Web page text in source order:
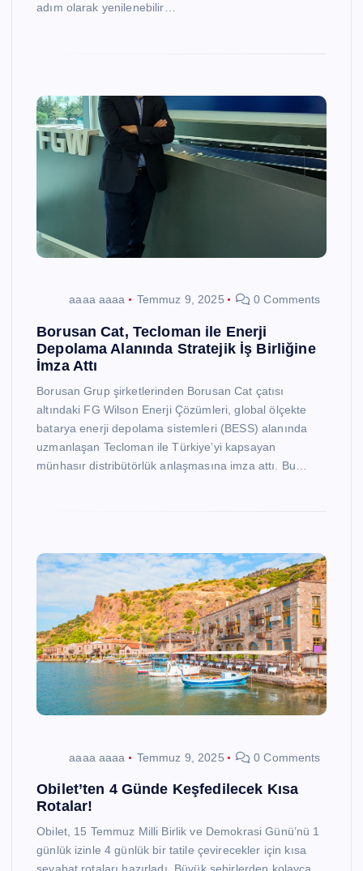
adım olarak yenilenebilir…
aaaa aaaa Temmuz 9, 2025 0 Comments
Borusan Cat, Tecloman ile Enerji
Depolama Alanında Stratejik İş Birliğine
İmza Attı
Borusan Grup şirketlerinden Borusan Cat çatısı
altındaki FG Wilson Enerji Çözümleri, global ölçekte
batarya enerji depolama sistemleri (BESS) alanında
uzmanlaşan Tecloman ile Türkiye’yi kapsayan
münhasır distribütörlük anlaşmasına imza attı. Bu…
aaaa aaaa Temmuz 9, 2025 0 Comments
Obilet’ten 4 Günde Keşfedilecek Kısa
Rotalar!
Obilet, 15 Temmuz Milli Birlik ve Demokrasi Günü’nü 1
günlük izinle 4 günlük bir tatile çevirecekler için kısa